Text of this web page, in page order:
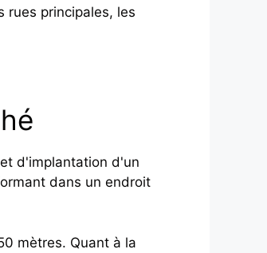
rues principales, les
d'implantation d'un
dans un endroit
mètres. Quant à la